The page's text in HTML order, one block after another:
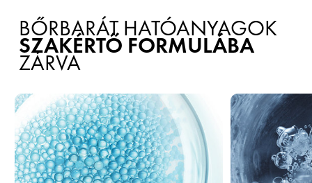
BŐRBARÁT HATÓANYAGOK
SZAKÉRTŐ FORMULÁBA
ZÁRVA